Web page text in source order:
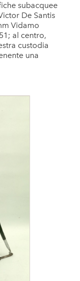
subacquee
De Santis
Vidamo
al centro,
custodia
una